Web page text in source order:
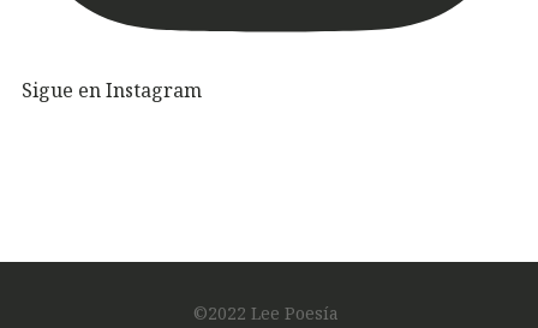
Sigue en Instagram
©2022 Lee Poesía